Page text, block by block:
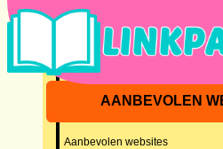
AANBEVOLEN
Aanbevolen websites